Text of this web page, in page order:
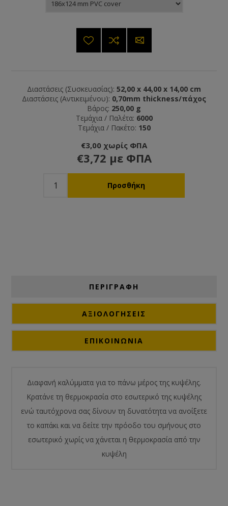
Διαστάσεις (Συσκευασίας): 52,00 x 44,00 x 14,00 cm
Διαστάσεις (Αντικειμένου): 0,70mm thickness/πάχος
Βάρος: 250,00 g
Τεμάχια / Παλέτα: 6000
Τεμάχια / Πακέτο: 150
€3,00 χωρίς ΦΠΑ
€3,72 με ΦΠΑ
ΠΕΡΙΓΡΑΦΗ
ΑΞΙΟΛΟΓΉΣΕΙΣ
ΕΠΙΚΟΙΝΩΝΙΑ
Διαφανή καλύμματα για το πάνω μέρος της κυψέλης.
Κρατάνε τη θερμοκρασία στο εσωτερικό της κυψέλης
ενώ ταυτόχρονα σας δίνουν τη δυνατότητα να ανοίξετε
το καπάκι και να δείτε την πρόοδο του σμήνους στο
εσωτερικό χωρίς να χάνεται η θερμοκρασία από την
κυψέλη